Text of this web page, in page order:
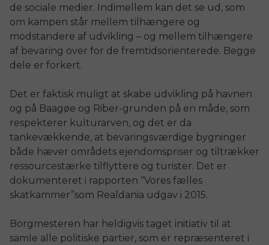
de sociale medier. Indimellem kan det se ud, som
om kampen står mellem tilhængere og
modstandere af udvikling – og mellem tilhængere
af bevaring over for de fremtidsorienterede. Begge
dele er forkert.
Det er faktisk muligt at skabe udvikling på havnen
og på Baagøe og Riber-grunden på en måde, som
respekterer kulturarven, og det er da
tankevækkende, at bevaringsværdige bygninger
både hæver områdets ejendomspriser og tiltrækker
ressourcestærke tilflyttere og turister. Det er
dokumenteret i rapporten “Vores fælles
skatkammer”som Realdania udgav i 2015.
Borgmesteren har heldigvis taget initiativ til at
samle alle politiske partier, som er repræsenteret i